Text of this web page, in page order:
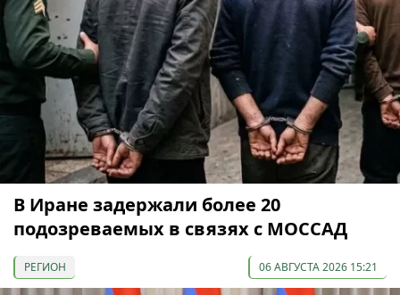
В Иране задержали более 20
подозреваемых в связях с МОССАД
РЕГИОН 06 АВГУСТА 2026 15:21